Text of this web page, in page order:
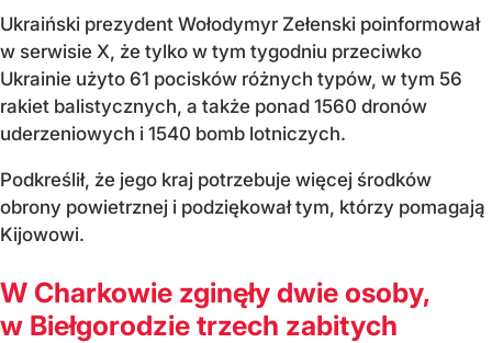
Ukraiński prezydent Wołodymyr Zełenski poinformował
w serwisie X, że tylko w tym tygodniu przeciwko
Ukrainie użyto 61 pocisków różnych typów, w tym 56
rakiet balistycznych, a także ponad 1560 dronów
uderzeniowych i 1540 bomb lotniczych.
Podkreślił, że jego kraj potrzebuje więcej środków
obrony powietrznej i podziękował tym, którzy pomagają
Kijowowi.
W Charkowie zginęły dwie osoby,
w Biełgorodzie trzech zabitych